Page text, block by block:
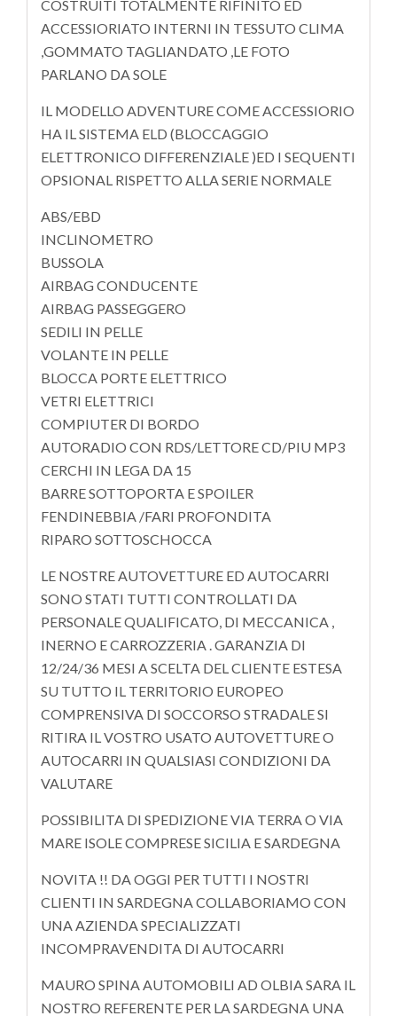
COSTRUITI TOTALMENTE RIFINITO ED
ACCESSIORIATO INTERNI IN TESSUTO CLIMA
,GOMMATO TAGLIANDATO ,LE FOTO
PARLANO DA SOLE
IL MODELLO ADVENTURE COME ACCESSIORIO
HA IL SISTEMA ELD (BLOCCAGGIO
ELETTRONICO DIFFERENZIALE )ED I SEQUENTI
OPSIONAL RISPETTO ALLA SERIE NORMALE
ABS/EBD
INCLINOMETRO
BUSSOLA
AIRBAG CONDUCENTE
AIRBAG PASSEGGERO
SEDILI IN PELLE
VOLANTE IN PELLE
BLOCCA PORTE ELETTRICO
VETRI ELETTRICI
COMPIUTER DI BORDO
AUTORADIO CON RDS/LETTORE CD/PIU MP3
CERCHI IN LEGA DA 15
BARRE SOTTOPORTA E SPOILER
FENDINEBBIA /FARI PROFONDITA
RIPARO SOTTOSCHOCCA
LE NOSTRE AUTOVETTURE ED AUTOCARRI
SONO STATI TUTTI CONTROLLATI DA
PERSONALE QUALIFICATO, DI MECCANICA ,
INERNO E CARROZZERIA . GARANZIA DI
12/24/36 MESI A SCELTA DEL CLIENTE ESTESA
SU TUTTO IL TERRITORIO EUROPEO
COMPRENSIVA DI SOCCORSO STRADALE SI
RITIRA IL VOSTRO USATO AUTOVETTURE O
AUTOCARRI IN QUALSIASI CONDIZIONI DA
VALUTARE
POSSIBILITA DI SPEDIZIONE VIA TERRA O VIA
MARE ISOLE COMPRESE SICILIA E SARDEGNA
NOVITA !! DA OGGI PER TUTTI I NOSTRI
CLIENTI IN SARDEGNA COLLABORIAMO CON
UNA AZIENDA SPECIALIZZATI
INCOMPRAVENDITA DI AUTOCARRI
MAURO SPINA AUTOMOBILI AD OLBIA SARA IL
NOSTRO REFERENTE PER LA SARDEGNA UNA